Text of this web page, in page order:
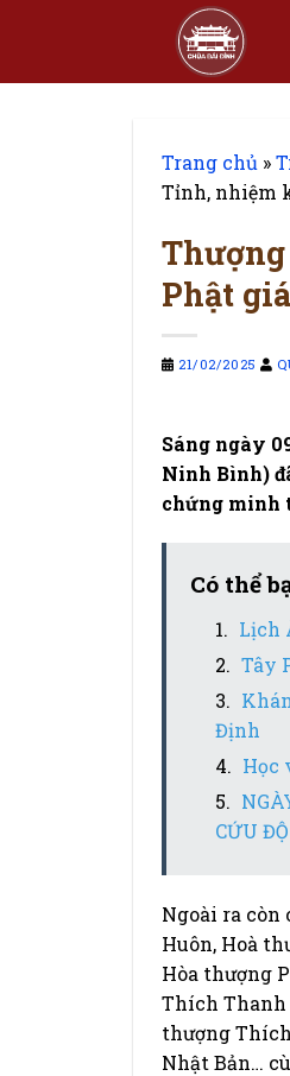
Trang chủ »
Tỉnh, nhiệm
Phật
21/02/2025
Sáng ngày
Ninh Bình)
chứng minh
Có thể
Lịch
Tây
Định
Học
CỨU
Ngoài ra
Huôn, Hoà
Hòa thượng
Thích Thanh
thượng
Nhật Bản…